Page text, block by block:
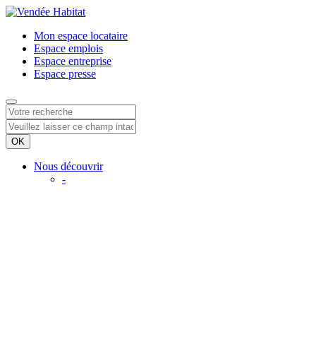
Mon espace locataire
Espace emplois
Espace entreprise
Espace presse
Nous découvrir
-